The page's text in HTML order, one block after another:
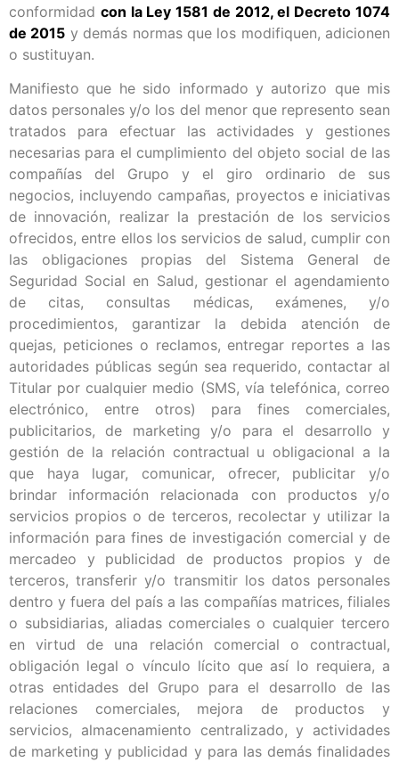
conformidad con la Ley 1581 de 2012, el Decreto 1074
de 2015 y demás normas que los modifiquen, adicionen
o sustituyan.
Manifiesto que he sido informado y autorizo que mis
datos personales y/o los del menor que represento sean
tratados para efectuar las actividades y gestiones
necesarias para el cumplimiento del objeto social de las
compañías del Grupo y el giro ordinario de sus
negocios, incluyendo campañas, proyectos e iniciativas
de innovación, realizar la prestación de los servicios
ofrecidos, entre ellos los servicios de salud, cumplir con
las obligaciones propias del Sistema General de
Seguridad Social en Salud, gestionar el agendamiento
de citas, consultas médicas, exámenes, y/o
procedimientos, garantizar la debida atención de
quejas, peticiones o reclamos, entregar reportes a las
autoridades públicas según sea requerido, contactar al
Titular por cualquier medio (SMS, vía telefónica, correo
electrónico, entre otros) para fines comerciales,
publicitarios, de marketing y/o para el desarrollo y
gestión de la relación contractual u obligacional a la
que haya lugar, comunicar, ofrecer, publicitar y/o
brindar información relacionada con productos y/o
servicios propios o de terceros, recolectar y utilizar la
información para fines de investigación comercial y de
mercadeo y publicidad de productos propios y de
terceros, transferir y/o transmitir los datos personales
dentro y fuera del país a las compañías matrices, filiales
o subsidiarias, aliadas comerciales o cualquier tercero
en virtud de una relación comercial o contractual,
obligación legal o vínculo lícito que así lo requiera, a
otras entidades del Grupo para el desarrollo de las
relaciones comerciales, mejora de productos y
servicios, almacenamiento centralizado, y actividades
de marketing y publicidad y para las demás finalidades